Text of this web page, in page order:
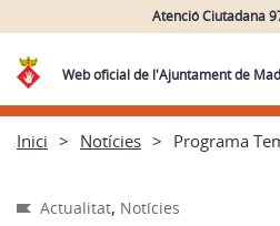
Atenció Ciutadana
Web oficial de l'Ajuntament de
Inici Notícies Programa
Actualitat, Notícies